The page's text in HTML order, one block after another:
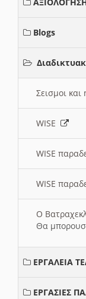
Blogs
Σεισμοι
WISE
WISE
WISE
Ο
Θα
ΕΡΓΑΛΕΙΑ
ΕΡΓΑΣΙΕΣ